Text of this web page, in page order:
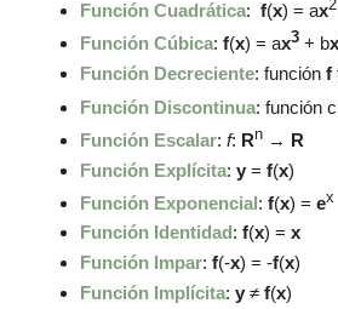
Función Cuadrática: f(x) = ax2
Función Cúbica: f(x) = ax3 + bx
Función Decreciente: función f
Función Discontinua: función
Función Escalar: f: Rn→ R
Función Explícita: y = f(x)
Función Exponencial: f(x) = ex
Función Identidad: f(x) = x
Función Impar: f(-x) = -f(x)
Función Implícita: y ≠ f(x)